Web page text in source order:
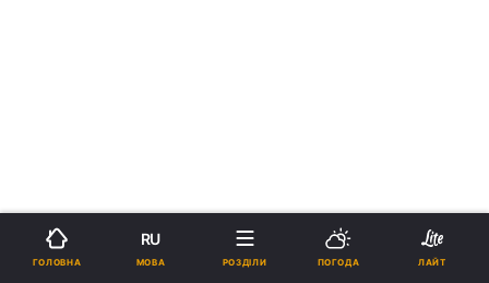
ГОЛОВНА
RU
МОВА РОЗДІЛИ ПОГОДА ЛАЙТ